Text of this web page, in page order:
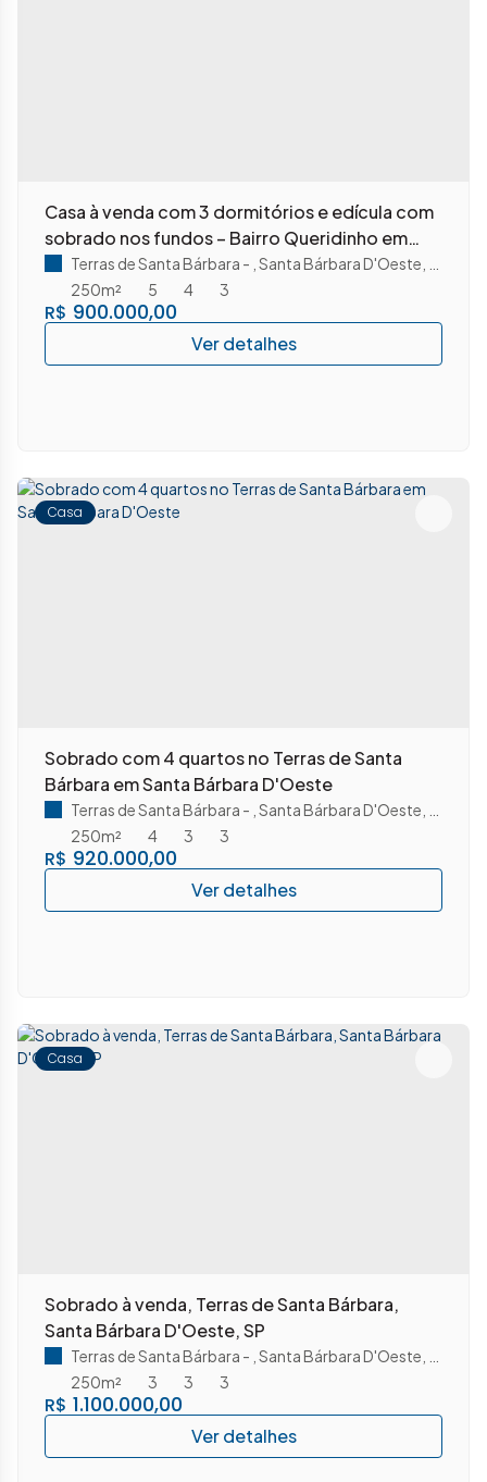
Casa à venda com 3 dormitórios e edícula com
sobrado nos fundos – Bairro Queridinho em
Santa Bárbara d’Oeste/SP
R$ 900.000,00
Terras de Santa Bárbara Santa Bárbara D'Oeste
5
4
250m² 3
Casa
Sobrado com 4 quartos no Terras de Santa
Bárbara em Santa Bárbara D'Oeste
R$ 920.000,00
Terras de Santa Bárbara Santa Bárbara D'Oeste
4
3
250m² 3
Casa
Sobrado à venda, Terras de Santa Bárbara,
Santa Bárbara D'Oeste, SP
R$ 1.100.000,00
Terras de Santa Bárbara Santa Bárbara D'Oeste
3
3
250m² 3